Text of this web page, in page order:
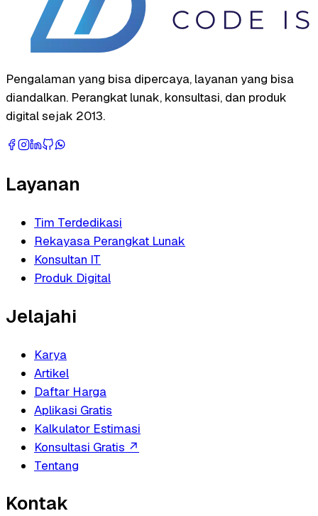
Pengalaman yang bisa dipercaya, layanan yang bisa
diandalkan. Perangkat lunak, konsultasi, dan produk
digital sejak 2013.
Layanan
Tim Terdedikasi
Rekayasa Perangkat Lunak
Konsultan IT
Produk Digital
Jelajahi
Karya
Artikel
Daftar Harga
Aplikasi Gratis
Kalkulator Estimasi
Konsultasi Gratis ↗
Tentang
Kontak